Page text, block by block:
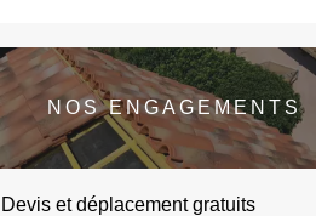
NOS ENGAGEMENTS
Devis et déplacement gratuits